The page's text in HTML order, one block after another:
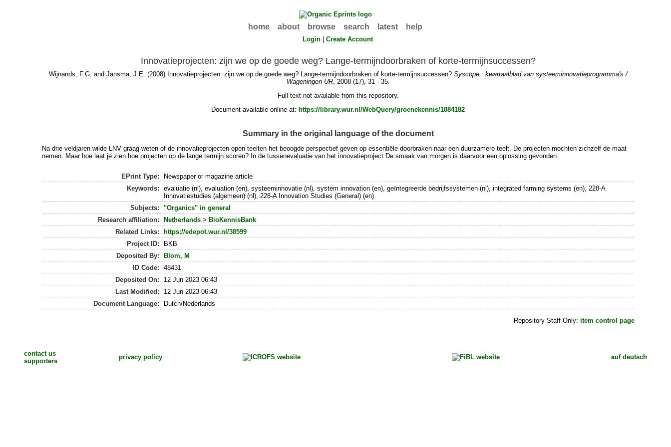
home about browse search latest help
Login |Create Account
Innovatieprojecten: zijn we op de goede weg? Lange-termijndoorbraken of korte-termijnsuccessen?
Wijnands, F.G. and Jansma, J.E. (2008) Innovatieprojecten: zijn we op de goede weg? Lange-termijndoorbraken of korte-termijnsuccessen? Syscope : kwartaalblad van systeeminnovatieprogramma's /
Wageningen UR, 2008 (17), 31 - 35.
Full text not available from this repository.
Document available online at: https://library.wur.nl/WebQuery/groenekennis/1884182
Summary in the original language of the document
Na drie veldjaren wilde LNV graag weten of de innovatieprojecten open teelten het beoogde perspectief geven op essentiële doorbraken naar een duurzamere teelt. De projecten mochten zichzelf de maat
nemen. Maar hoe laat je zien hoe projecten op de lange termijn scoren? In de tussenevaluatie van het innovatieproject De smaak van morgen is daarvoor een oplossing gevonden.
EPrint Type:
Newspaper or magazine article
Keywords:
evaluatie (nl), evaluation (en), systeeminnovatie (nl), system innovation (en), geïntegreerde bedrijfssystemen (nl), integrated farming systems (en), 228-A
Innovatiestudies (algemeen) (nl), 228-A Innovation Studies (General) (en)
Subjects:
"Organics" in general
Research affiliation:
Netherlands > BioKennisBank
Related Links:
https://edepot.wur.nl/38599
Project ID:
BKB
Deposited By:
Blom, M
ID Code:
48431
Deposited On:
12 Jun 2023 06:43
Last Modified:
12 Jun 2023 06:43
Document Language:
Dutch/Nederlands
Repository Staff Only: item control page
contact us
supporters
privacy policy auf deutsch